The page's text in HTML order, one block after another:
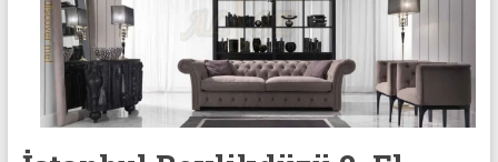
klima,
kombi
mobilya